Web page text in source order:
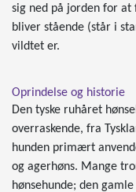
sig ned på jorden for at
bliver stående (står i
vildtet er.
Oprindelse og historie
Den tyske ruhåret
overraskende, fra
hunden primært
og agerhøns. Mange
hønsehunde; den